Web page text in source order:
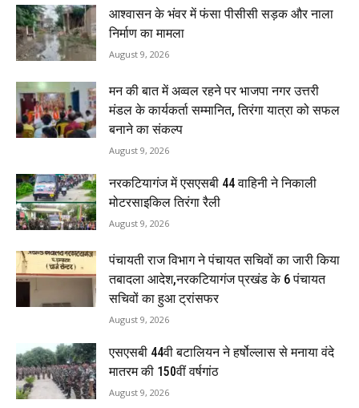
आश्वासन के भंवर में फंसा पीसीसी सड़क और नाला
निर्माण का मामला
August 9, 2026
मन की बात में अव्वल रहने पर भाजपा नगर उत्तरी
मंडल के कार्यकर्ता सम्मानित, तिरंगा यात्रा को सफल
बनाने का संकल्प
August 9, 2026
नरकटियागंज में एसएसबी 44 वाहिनी ने निकाली
मोटरसाइकिल तिरंगा रैली
August 9, 2026
पंचायती राज विभाग ने पंचायत सचिवों का जारी किया
तबादला आदेश,नरकटियागंज प्रखंड के 6 पंचायत
सचिवों का हुआ ट्रांसफर
August 9, 2026
एसएसबी 44वी बटालियन ने हर्षोल्लास से मनाया वंदे
मातरम की 150वीं वर्षगांठ
August 9, 2026